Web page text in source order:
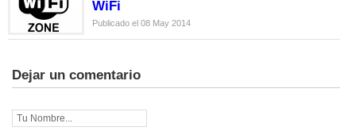
WiFi
Publicado el 08 May 2014
Dejar un comentario